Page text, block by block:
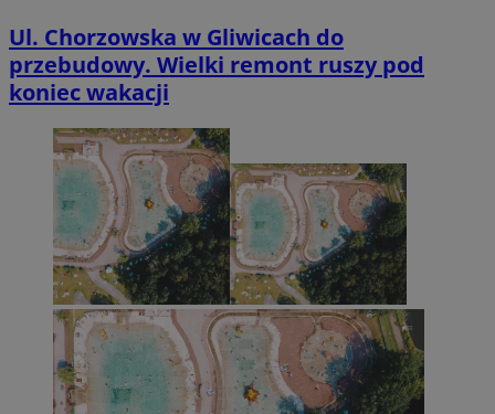
Ul. Chorzowska w Gliwicach do
przebudowy. Wielki remont ruszy pod
koniec wakacji